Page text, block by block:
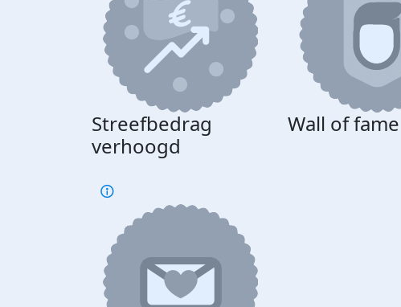
Streefbedrag
verhoogd
Wall of fame